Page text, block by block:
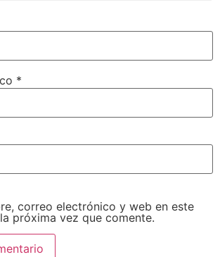
*
correo electrónico y web en este
próxima vez que comente.